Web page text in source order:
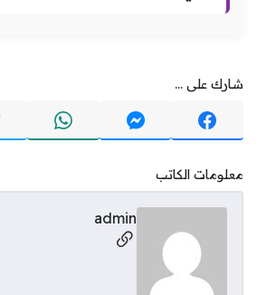
شارك على ...
معلومات الكاتب
admin
مواقع التواصل